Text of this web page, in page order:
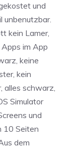
und
unbenutzbar.
kein Lamer,
im App
keine
kein
alles schwarz,
Simulator
und
10 Seiten
dem